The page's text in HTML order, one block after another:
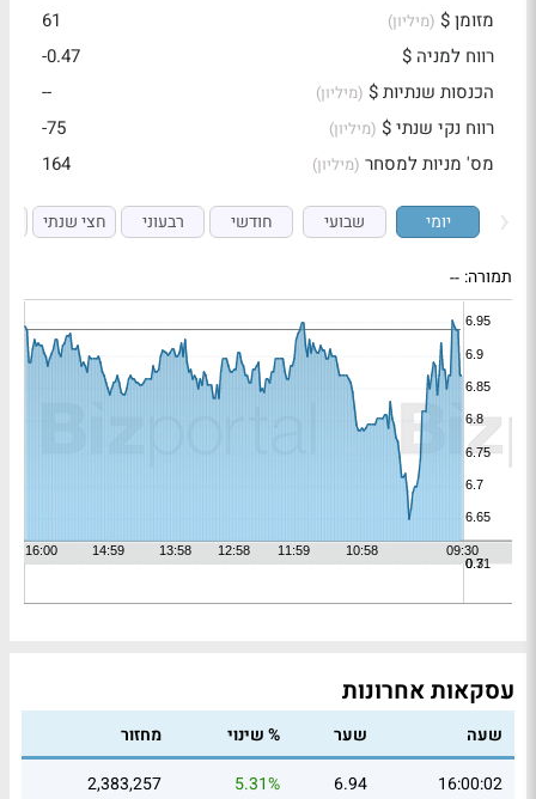
מזומן $ (מיליון)
61
רווח למניה $
-0.47
הכנסות שנתיות $ (מיליון)
--
רווח נקי שנתי $ (מיליון)
-75
מס' מניות למסחר (מיליון) 164
יומי שבועי חודשי רבעוני חצי שנתי
תמורה: --
עסקאות אחרונות
שעה שער % שינוי
מחזור
16:00:02
6.94
5.31%
2,383,257